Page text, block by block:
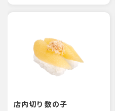
店内切り 数の子